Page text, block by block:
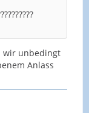
wir unbedingt
Anlass